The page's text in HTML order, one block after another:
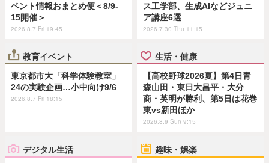
ベント情報おまとめ便＜8/9-
15開催＞
2026.8.7 Fri 19:45
ス工学部、生成AIなどジュニ
ア講座6選
2026.7.30 Thu 11:15
教育イベント
東京都市大「科学体験教室」
24の実験企画…小中向け9/6
2026.8.7 Fri 18:15
生活・健康
【高校野球2026夏】第4日青
森山田・東日大昌平・大分
商・英明が勝利、第5日は花巻
東vs新田ほか
2026.8.9 Sun 9:15
デジタル生活 趣味・娯楽